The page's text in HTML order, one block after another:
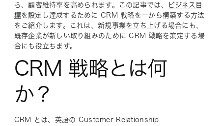
ら、顧客維持率を高められます。この記事では、
ビジネス目
標を設定し達成するために CRM 戦略を一から構築する方法
をご紹介します。これは、新規事業を立ち上げる場合にも、
既存企業が新しい取り組みのために CRM 戦略を策定する場
合にも役立ちます。
CRM 戦略とは何
か？
CRM とは、英語の Customer Relationship